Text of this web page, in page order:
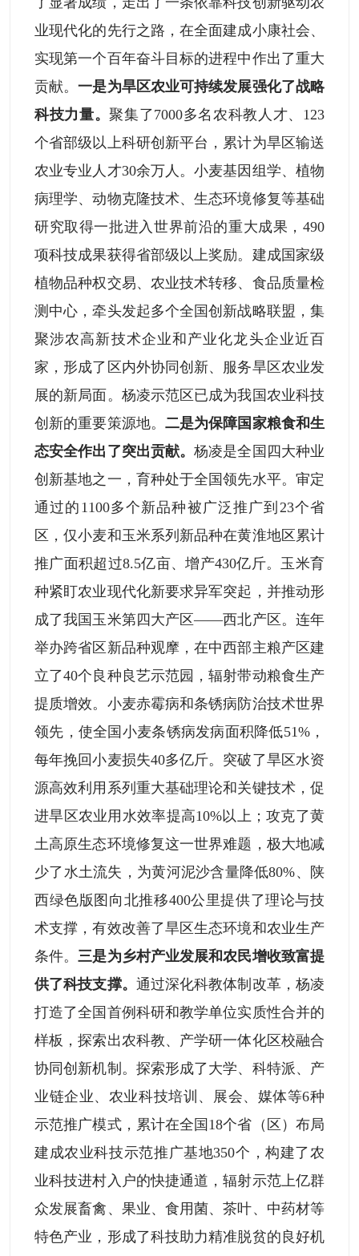
业现代化的先行之路，在全面建成小康社会、
实现第一个百年奋斗目标的进程中作出了重大
贡献。一是为旱区农业可持续发展强化了战略
科技力量。聚集了7000多名农科教人才、123
个省部级以上科研创新平台，累计为旱区输送
农业专业人才30余万人。小麦基因组学、植物
病理学、动物克隆技术、生态环境修复等基础
研究取得一批进入世界前沿的重大成果，490
项科技成果获得省部级以上奖励。建成国家级
植物品种权交易、农业技术转移、食品质量检
测中心，牵头发起多个全国创新战略联盟，集
聚涉农高新技术企业和产业化龙头企业近百
家，形成了区内外协同创新、服务旱区农业发
展的新局面。杨凌示范区已成为我国农业科技
创新的重要策源地。 二是为保障国家粮食和生
态安全作出了突出贡献。杨凌是全国四大种业
创新基地之一，育种处于全国领先水平。审定
通过的1100多个新品种被广泛推广到23个省
区，仅小麦和玉米系列新品种在黄淮地区累计
推广面积超过8.5亿亩、增产430亿斤。玉米育
种紧盯农业现代化新要求异军突起，并推动形
成了我国玉米第四大产区——西北产区。连年
举办跨省区新品种观摩，在中西部主粮产区建
立了40个良种良艺示范园，辐射带动粮食生产
提质增效。小麦赤霉病和条锈病防治技术世界
领先，使全国小麦条锈病发病面积降低51%，
每年挽回小麦损失40多亿斤。突破了旱区水资
源高效利用系列重大基础理论和关键技术，促
进旱区农业用水效率提高10%以上；攻克了黄
土高原生态环境修复这一世界难题，极大地减
少了水土流失，为黄河泥沙含量降低80%、陕
西绿色版图向北推移400公里提供了理论与技
术支撑，有效改善了旱区生态环境和农业生产
条件。三是为乡村产业发展和农民增收致富提
供了科技支撑。 通过深化科教体制改革，杨凌
打造了全国首例科研和教学单位实质性合并的
样板，探索出农科教、产学研一体化区校融合
协同创新机制。探索形成了大学、科特派、产
业链企业、农业科技培训、展会、媒体等6种
示范推广模式，累计在全国18个省（区）布局
建成农业科技示范推广基地350个，构建了农
业科技进村入户的快捷通道，辐射示范上亿群
众发展畜禽、果业、食用菌、茶叶、中药材等
特色产业，形成了科技助力精准脱贫的良好机